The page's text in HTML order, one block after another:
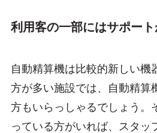
利用客の一部にはサポー
自動精算機は比較的新しい機
方が多い施設では、自動精算
方もいらっしゃるでしょう。
っている方がいれば、スタッ